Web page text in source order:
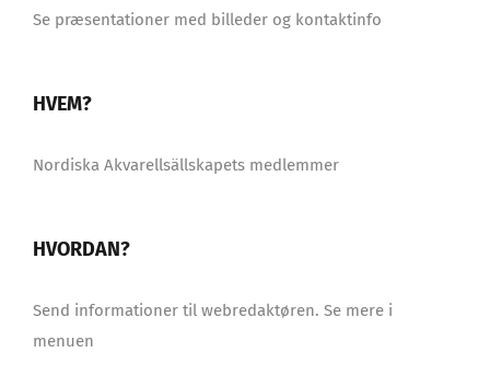
Se præsentationer med billeder og kontaktinfo
HVEM?
Nordiska Akvarellsällskapets medlemmer
HVORDAN?
Send informationer til webredaktøren. Se mere i
menuen